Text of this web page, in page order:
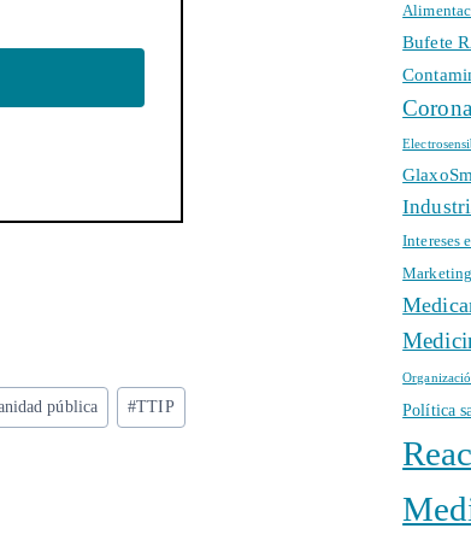
pública #TTIP
Bufete
Intereses
Política